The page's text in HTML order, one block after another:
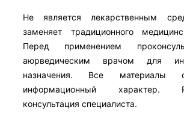
Не является лекарственным
заменяет традиционного
Перед применением
аюрведическим врачом для
назначения. Все материалы
информационный характер.
консультация специалиста.